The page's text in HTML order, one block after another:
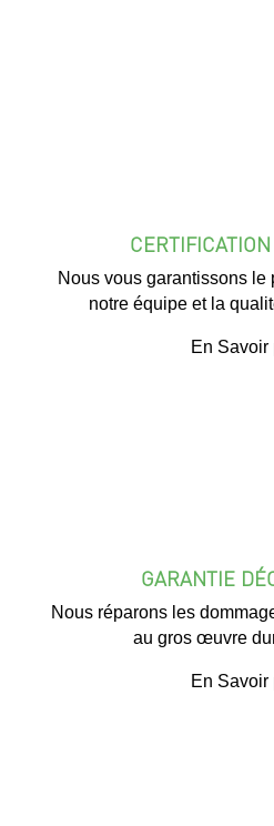
Nous vous garantissons
notre équipe et la
En Savoir
GARANTIE
Nous réparons les
au gros œuvre
En Savoir